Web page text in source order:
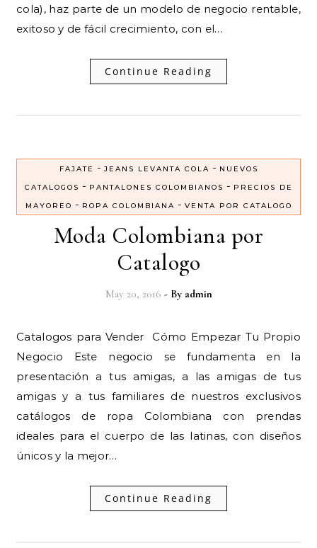
cola), haz parte de un modelo de negocio rentable,
exitoso y de fácil crecimiento, con el…
Continue Reading
FAJATE - JEANS LEVANTA COLA - NUEVOS
CATALOGOS - PANTALONES COLOMBIANOS - PRECIOS DE
MAYOREO - ROPA COLOMBIANA - VENTA POR CATALOGO
Moda Colombiana por
Catalogo
May 20, 2016 - By admin
Catalogos para Vender Cómo Empezar Tu Propio
Negocio Este negocio se fundamenta en la
presentación a tus amigas, a las amigas de tus
amigas y a tus familiares de nuestros exclusivos
catálogos de ropa Colombiana con prendas
ideales para el cuerpo de las latinas, con diseños
únicos y la mejor…
Continue Reading